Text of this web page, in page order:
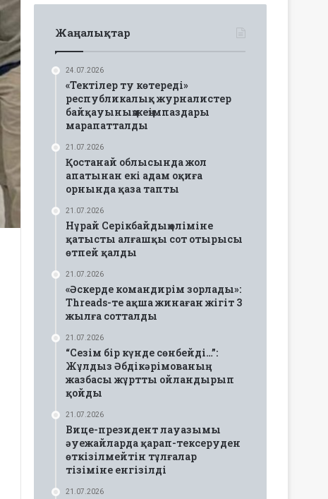
Жаңалықтар
24.07.2026
«Тектілер ту көтереді»
республикалық журналистер
байқауының жеңімпаздары
марапатталды
21.07.2026
Қостанай облысында жол
апатынан екі адам оқиға
орнында қаза тапты
21.07.2026
Нұрай Серікбайдың өліміне
қатысты алғашқы сот отырысы
өтпей қалды
21.07.2026
«Әскерде командирім зорлады»:
Threads-те ақша жинаған жігіт 3
жылға сотталды
21.07.2026
“Сезім бір күнде сөнбейді…”:
Жұлдыз Әбдікәрімованың
жазбасы жұртты ойландырып
қойды
21.07.2026
Вице-президент лауазымы
әуежайларда қарап-тексеруден
өткізілмейтін тұлғалар
тізіміне енгізілді
21.07.2026